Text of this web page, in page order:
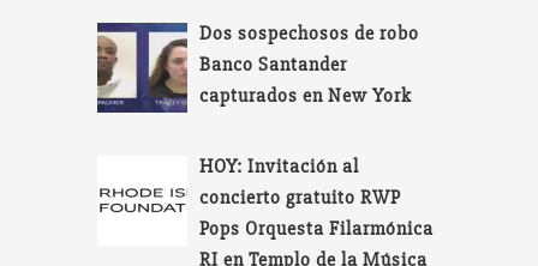
Dos sospechosos de robo
Banco Santander
capturados en New York
HOY: Invitación al
concierto gratuito RWP
Pops Orquesta Filarmónica
RI en Templo de la Música